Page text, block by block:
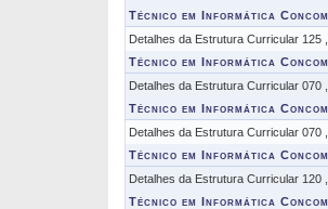
Técnico em Informática
Detalhes da Estrutura Curricular 125
Técnico em Informática
Detalhes da Estrutura Curricular 070
Técnico em Informática
Detalhes da Estrutura Curricular 070
Técnico em Informática
Detalhes da Estrutura Curricular 120
Técnico em Informática